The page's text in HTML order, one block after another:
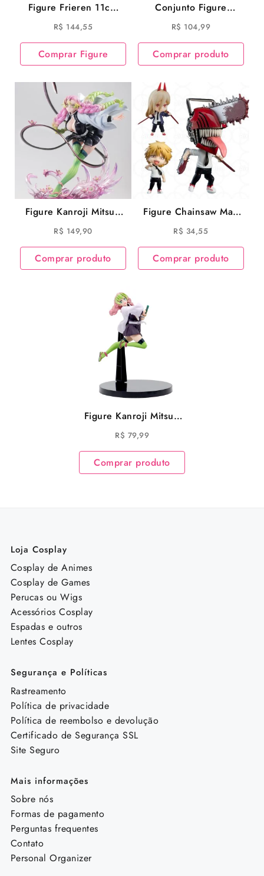
Figure Frieren 11cm
Elfa Frieren e a
Jornada para o Além
Branpresto
R$ 144,55
Comprar Figure
Conjunto Figure
Demon Slayer Tanjiro
Kamado Bandai 6cm
Kimetsu no Yaiba
R$ 104,99
Comprar produto
Figure Kanroji Mitsuri
22cm Anime Kimetsu
No Yaiba Demon
R$ 149,90
Comprar produto
Figure Chainsaw Man
Denji e Power
miniatura 10cm
R$ 34,55
Comprar produto
Figure Kanroji Mitsuri
Demon Slayer Kimetsu
no Yaiba
R$ 79,99
Comprar produto
Loja Cosplay
Cosplay de Animes
Cosplay de Games
Perucas ou Wigs
Acessórios Cosplay
Espadas e outros
Lentes Cosplay
Segurança e Políticas
Rastreamento
Política de privacidade
Política de reembolso e devolução
Certificado de Segurança SSL
Site Seguro
Mais informações
Sobre nós
Formas de pagamento
Perguntas frequentes
Contato
Personal Organizer